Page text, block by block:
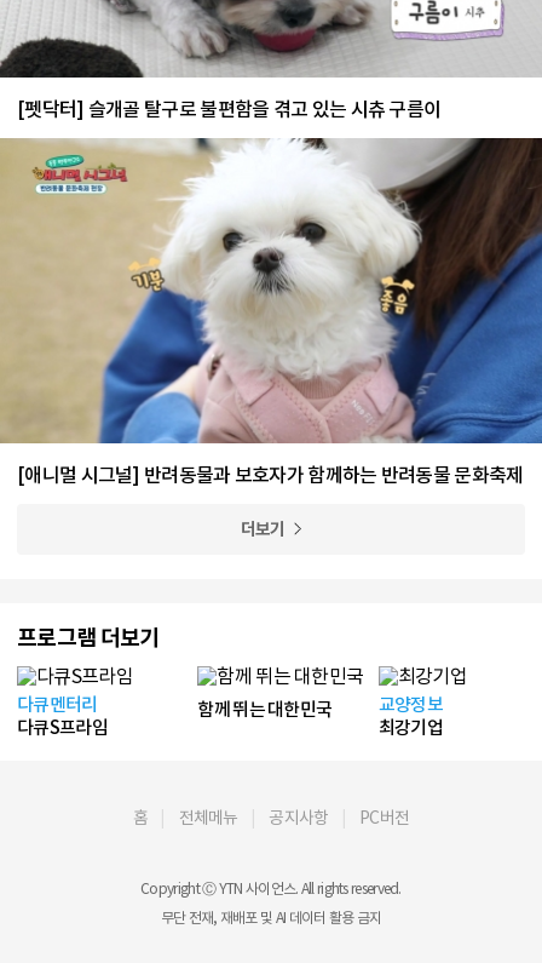
[펫닥터] 슬개골 탈구로 불편함을 겪고 있는 시츄 구름이
[애니멀 시그널] 반려동물과 보호자가 함께하는 반려동물 문화축제
더보기
프로그램 더보기
다큐멘터리
다큐S프라임
함께 뛰는 대한민국
교양정보
최강기업
홈 전체메뉴 공지사항 PC버전
Copyright Ⓒ YTN 사이언스. All rights reserved.
무단 전재, 재배포 및 AI 데이터 활용 금지